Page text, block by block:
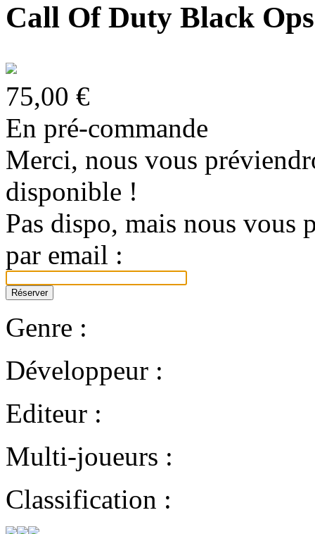
Call Of Duty Black
75,00 €
En pré-commande
Merci, nous vous
disponible !
Pas dispo, mais nous vous
par email :
Genre :
Développeur :
Editeur :
Multi-joueurs :
Classification :